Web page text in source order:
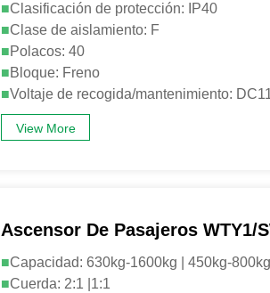
■Clasificación de protección: IP40
■Clase de aislamiento: F
■Polacos: 40
■Bloque: Freno
■Voltaje de recogida/mantenimiento:
View More
Ascensor De Pasajeros WTY1/
■Capacidad: 630kg-1600kg | 450kg-800kg
■Cuerda: 2:1 |1:1